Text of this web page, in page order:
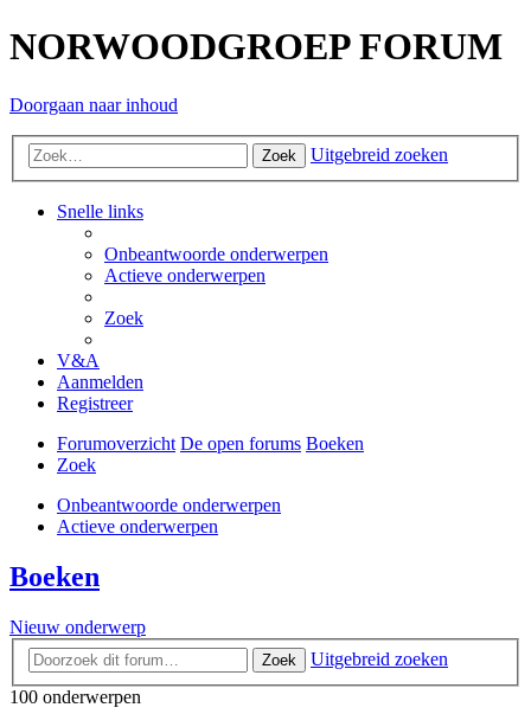
NORWOODGROEP FORUM
Doorgaan naar inhoud
Zoek Uitgebreid zoeken
Snelle links
Onbeantwoorde onderwerpen
Actieve onderwerpen
Zoek
V&A
Aanmelden
Registreer
Forumoverzicht De open forums Boeken
Zoek
Onbeantwoorde onderwerpen
Actieve onderwerpen
Boeken
Nieuw onderwerp
Zoek
Uitgebreid zoeken
100 onderwerpen